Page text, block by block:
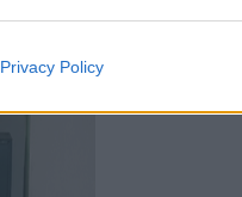
Privacy Policy